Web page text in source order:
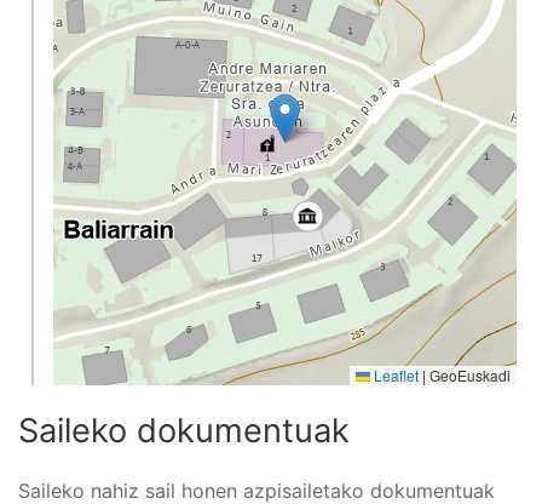
Leaflet | GeoEuskadi
Saileko dokumentuak
Saileko nahiz sail honen azpisailetako dokumentuak